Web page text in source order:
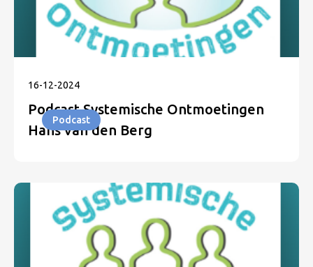
16-12-2024
Podcast Systemische Ontmoetingen
Hans van den Berg
Podcast